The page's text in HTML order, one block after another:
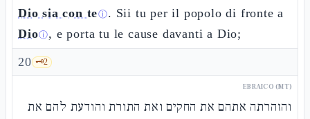
Dio sia con teⓘ. Sii tu per il popolo di fronte a
Dioⓘ, e porta tu le cause davanti a Dio;
20 🗝️2
EBRAICO (MT)
והזהרתה אתהם את החקים ואת התורת והודעת להם את